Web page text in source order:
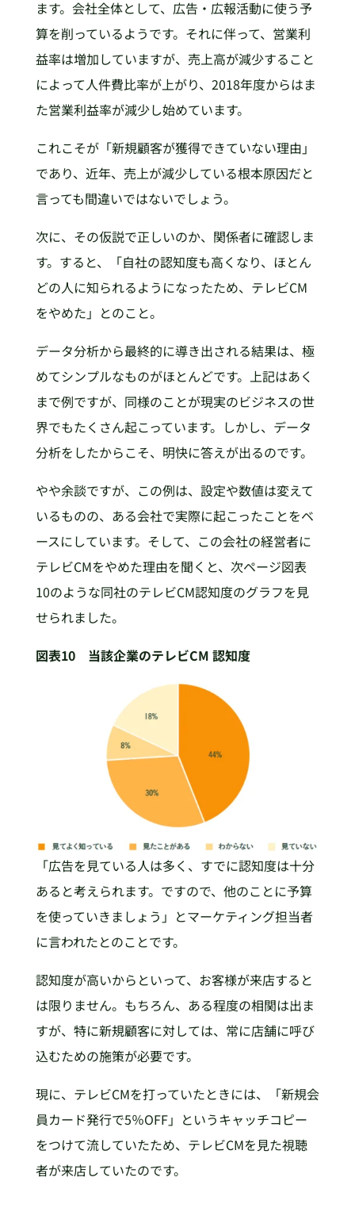
ます。会社全体として、広告・広報活動に使う予
算を削っているようです。それに伴って、営業利
益率は増加していますが、売上高が減少すること
によって人件費比率が上がり、2018年度からはま
た営業利益率が減少し始めています。
これこそが「新規顧客が獲得できていない理由」
であり、近年、売上が減少している根本原因だと
言っても間違いではないでしょう。
次に、その仮説で正しいのか、関係者に確認しま
す。すると、「自社の認知度も高くなり、ほとん
どの人に知られるようになったため、テレビCM
をやめた」とのこと。
データ分析から最終的に導き出される結果は、極
めてシンプルなものがほとんどです。上記はあく
まで例ですが、同様のことが現実のビジネスの世
界でもたくさん起こっています。しかし、データ
分析をしたからこそ、明快に答えが出るのです。
やや余談ですが、この例は、設定や数値は変えて
いるものの、ある会社で実際に起こったことをベ
ースにしています。そして、この会社の経営者に
テレビCMをやめた理由を聞くと、次ページ図表
10のような同社のテレビCM認知度のグラフを見
せられました。
図表10 当該企業のテレビCM 認知度
「広告を見ている人は多く、すでに認知度は十分
あると考えられます。ですので、他のことに予算
を使っていきましょう」とマーケティング担当者
に言われたとのことです。
認知度が高いからといって、お客様が来店すると
は限りません。もちろん、ある程度の相関は出ま
すが、特に新規顧客に対しては、常に店舗に呼び
込むための施策が必要です。
現に、テレビCMを打っていたときには、「新規会
員カード発行で5％OFF」というキャッチコピー
をつけて流していたため、テレビCMを見た視聴
者が来店していたのです。